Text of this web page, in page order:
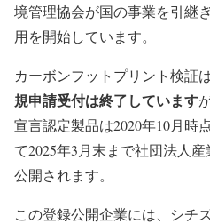
境管理協会が国の事業を引継
用を開始しています。
カーボンフットプリント検証
規申請受付は終了しています
宣言認定製品は2020年10月時
て2025年3月末まで社団法人
公開されます。
この登録公開企業には、シチ